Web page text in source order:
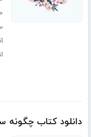
دانلود کتاب چگونه